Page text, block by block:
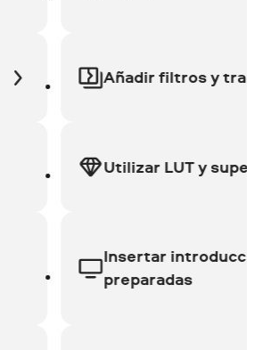
Añadir filtros y
Utilizar LUT y
Insertar
preparadas